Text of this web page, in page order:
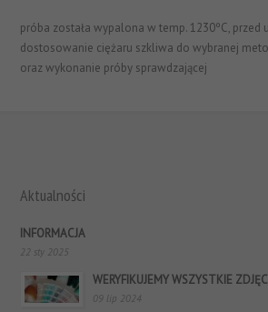
próba została wypalona w temp. 1230ºC, przed
dostosowanie ciężaru szkliwa do wybranej
oraz wykonanie próby sprawdzającej
Aktualności
INFORMACJA
22 sty 2025
WERYFIKUJEMY WSZYSTKIE
09 lip 2024